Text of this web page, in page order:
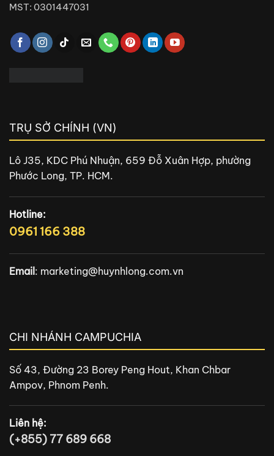
MST: 0301447031
TRỤ SỞ CHÍNH (VN)
Lô J35, KDC Phú Nhuận, 659 Đỗ Xuân Hợp, phường
Phước Long, TP. HCM.
Hotline:
0961 166 388
Email: marketing@huynhlong.com.vn
CHI NHÁNH CAMPUCHIA
Số 43, Đường 23 Borey Peng Hout, Khan Chbar
Ampov, Phnom Penh.
Liên hệ:
(+855) 77 689 668